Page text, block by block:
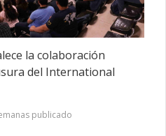
la colaboración
del International
publicado